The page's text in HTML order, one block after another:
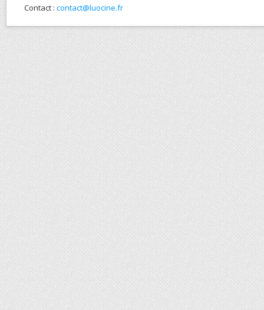
Contact : contact@luocine.fr